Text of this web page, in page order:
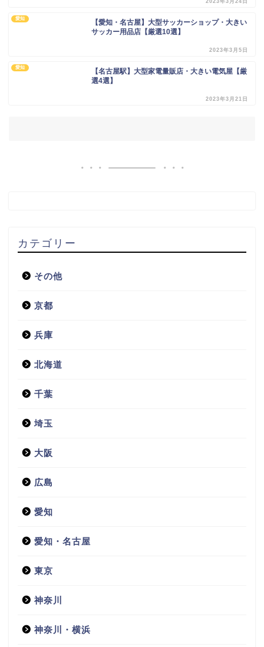
愛知
【愛知・名古屋】大型サッカーショップ・大きい
サッカー用品店【厳選10選】
2023年3月5日
愛知
【名古屋駅】大型家電量販店・大きい電気屋【厳
選4選】
2023年3月21日
カテゴリー
その他
京都
兵庫
北海道
千葉
埼玉
大阪
広島
愛知
愛知・名古屋
東京
神奈川
神奈川・横浜